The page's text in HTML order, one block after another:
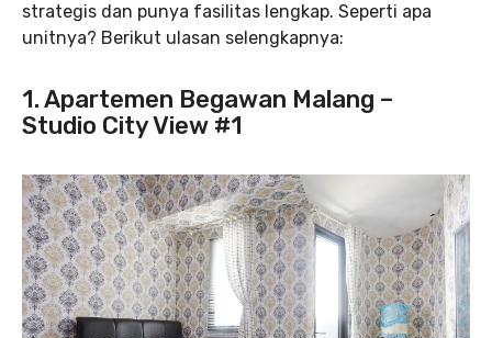
strategis dan punya fasilitas lengkap. Seperti apa
unitnya? Berikut ulasan selengkapnya:
1. Apartemen Begawan Malang –
Studio City View #1